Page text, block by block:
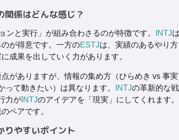
関係はどんな感じ？
ンと実行」が組み合わさるのが特徴です。 INTJ
が得意です。一方のESTJは、実績のあるやり
成果を出していく力があります。
がありますが、情報の集め方（ひらめき vs 事
て動きたい）は異なります。
INTJの革新的な
力が INTJのアイデアを「現実」にしてくれます
ペアです。
りやすいポイント